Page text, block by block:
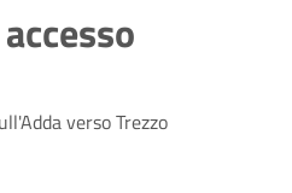
verso Trezzo